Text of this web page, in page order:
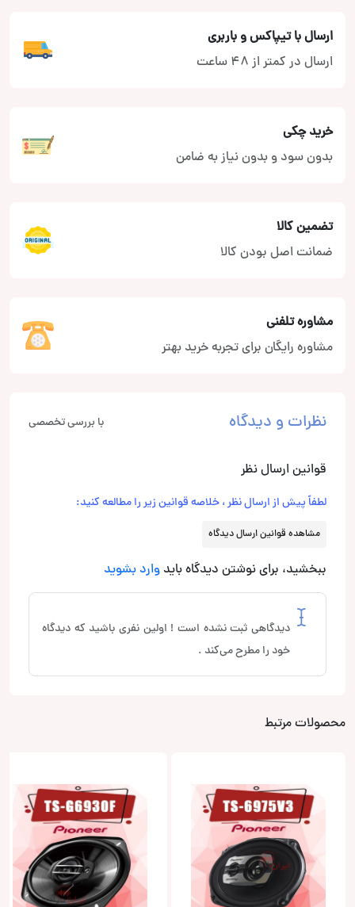
ارسال با تیپاکس و باربری
ارسال در کمتر از 48 ساعت
خرید چکی
بدون سود و بدون نیاز به ضامن
تضمین کالا
ضمانت اصل بودن کالا
مشاوره تلفنی
مشاوره رایگان برای تجربه خرید بهتر
نظرات و دیدگاه با بررسی تخصصی
قوانین ارسال نظر
لطفاً پیش از ارسال نظر ، خلاصه قوانین زیر را مطالعه کنید:
مشاهده قوانین ارسال دیدگاه
ببخشید، برای نوشتن دیدگاه باید وارد بشوید
دیدگاهی ثبت نشده است ! اولین نفری باشید که دیدگاه
خود را مطرح می‌کند .
محصولات مرتبط